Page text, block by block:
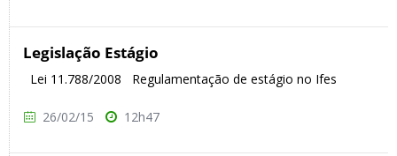
Legislação Estágio
Lei 11.788/2008 Regulamentação de estágio no Ifes
26/02/15 12h47